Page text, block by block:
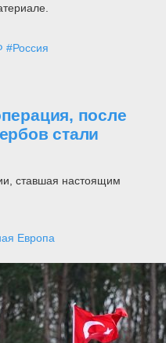
#Россия
после
стали
ставшая настоящим
Европа